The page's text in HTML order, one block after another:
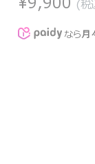
(税
なら月